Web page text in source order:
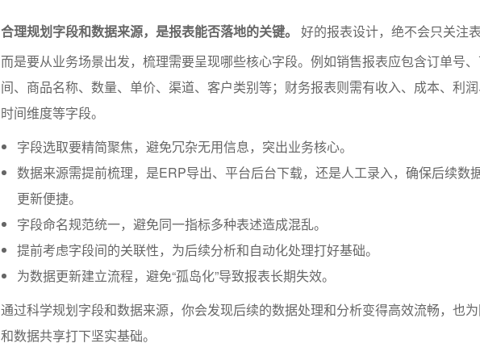
合理规划字段和数据来源，是报表能否落地的关键。
好的报表设计，绝不会只关注
而是要从业务场景出发，梳理需要呈现哪些核心字段。例如销售报表应包含订单号
间、商品名称、数量、单价、渠道、客户类别等；财务报表则需有收入、成本、利
时间维度等字段。
字段选取要精简聚焦，避免冗杂无用信息，突出业务核心。
数据来源需提前梳理，是ERP导出、平台后台下载，还是人工录入，确保后续数
更新便捷。
字段命名规范统一，避免同一指标多种表述造成混乱。
提前考虑字段间的关联性，为后续分析和自动化处理打好基础。
为数据更新建立流程，避免“孤岛化”导致报表长期失效。
通过科学规划字段和数据来源，你会发现后续的数据处理和分析变得高效流畅，也
和数据共享打下坚实基础。